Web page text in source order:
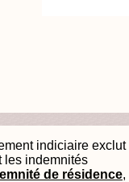
indiciaire exclut
les indemnités
de résidence,